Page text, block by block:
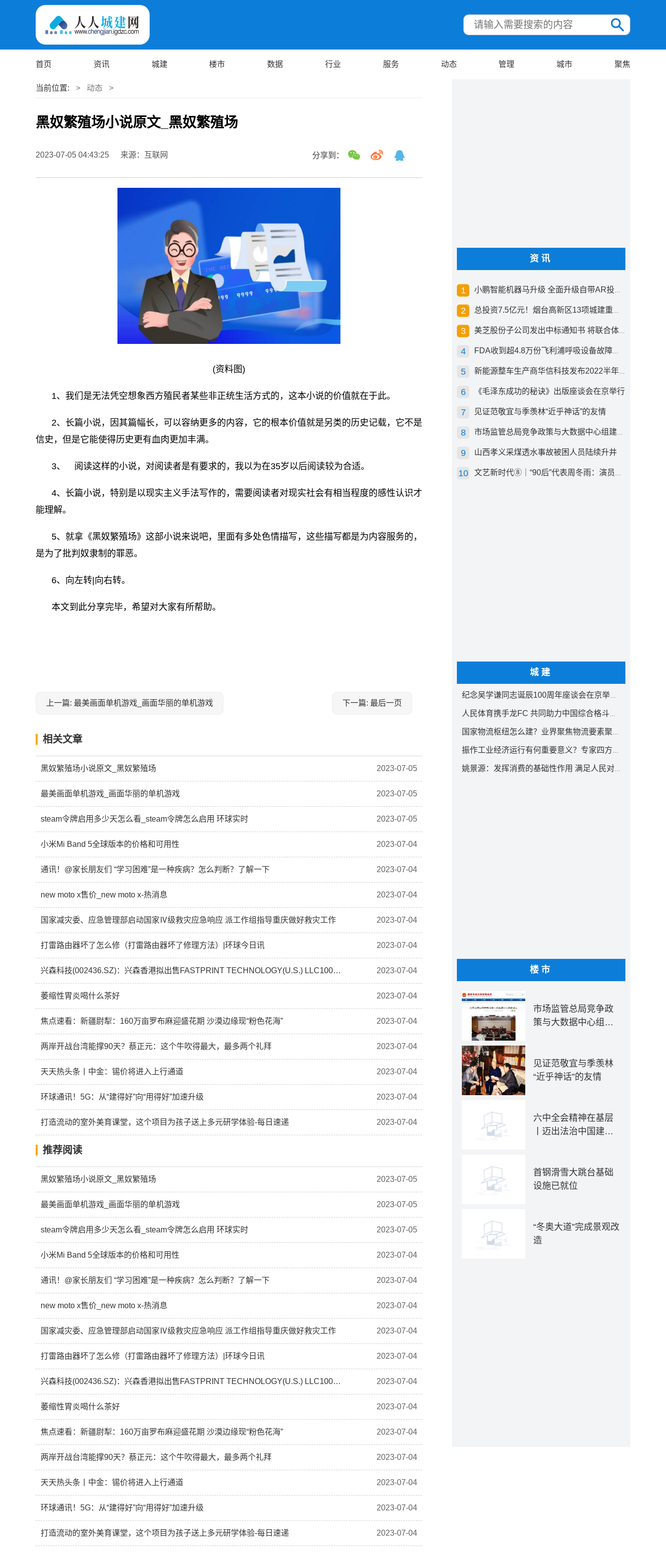
首页 资讯 城建 楼市 数据 行业 服务 动态 管理 城市 聚焦
当前位置: > 动态 >
黑奴繁殖场小说原文_黑奴繁殖场
2023-07-05 04:43:25 来源：互联网 分享到：
(资料图)
1、我们是无法凭空想象西方殖民者某些非正统生活方式的，这本小说的价值就在于此。
2、长篇小说，因其篇幅长，可以容纳更多的内容，它的根本价值就是另类的历史记载，它不是
信史，但是它能使得历史更有血肉更加丰满。
3、 阅读这样的小说，对阅读者是有要求的，我以为在35岁以后阅读较为合适。
4、长篇小说，特别是以现实主义手法写作的，需要阅读者对现实社会有相当程度的感性认识才
能理解。
5、就拿《黑奴繁殖场》这部小说来说吧，里面有多处色情描写，这些描写都是为内容服务的，
是为了批判奴隶制的罪恶。
6、向左转|向右转。
本文到此分享完毕，希望对大家有所帮助。
上一篇: 最美画面单机游戏_画面华丽的单机游戏 下一篇: 最后一页
相关文章
黑奴繁殖场小说原文_黑奴繁殖场 2023-07-05
最美画面单机游戏_画面华丽的单机游戏 2023-07-05
steam令牌启用多少天怎么看_steam令牌怎么启用 环球实时 2023-07-05
小米Mi Band 5全球版本的价格和可用性 2023-07-04
通讯！@家长朋友们 “学习困难”是一种疾病？怎么判断？了解一下 2023-07-04
new moto x售价_new moto x-热消息 2023-07-04
国家减灾委、应急管理部启动国家Ⅳ级救灾应急响应 派工作组指导重庆做好救灾工作 2023-07-04
打雷路由器坏了怎么修（打雷路由器坏了修理方法）|环球今日讯 2023-07-04
兴森科技(002436.SZ)：兴森香港拟出售FASTPRINT TECHNOLOGY(U.S.) LLC100%股权-世界热点 2023-07-04
萎缩性胃炎喝什么茶好 2023-07-04
焦点速看：新疆尉犁：160万亩罗布麻迎盛花期 沙漠边缘现“粉色花海” 2023-07-04
两岸开战台湾能撑90天？蔡正元：这个牛吹得最大，最多两个礼拜 2023-07-04
天天热头条丨中金：锡价将进入上行通道 2023-07-04
环球通讯！5G：从“建得好”向“用得好”加速升级 2023-07-04
打造流动的室外美育课堂，这个项目为孩子送上多元研学体验-每日速递 2023-07-04
推荐阅读
黑奴繁殖场小说原文_黑奴繁殖场 2023-07-05
最美画面单机游戏_画面华丽的单机游戏 2023-07-05
steam令牌启用多少天怎么看_steam令牌怎么启用 环球实时 2023-07-05
小米Mi Band 5全球版本的价格和可用性 2023-07-04
通讯！@家长朋友们 “学习困难”是一种疾病？怎么判断？了解一下 2023-07-04
new moto x售价_new moto x-热消息 2023-07-04
国家减灾委、应急管理部启动国家Ⅳ级救灾应急响应 派工作组指导重庆做好救灾工作 2023-07-04
打雷路由器坏了怎么修（打雷路由器坏了修理方法）|环球今日讯 2023-07-04
兴森科技(002436.SZ)：兴森香港拟出售FASTPRINT TECHNOLOGY(U.S.) LLC100%股权-世界热点 2023-07-04
萎缩性胃炎喝什么茶好 2023-07-04
焦点速看：新疆尉犁：160万亩罗布麻迎盛花期 沙漠边缘现“粉色花海” 2023-07-04
两岸开战台湾能撑90天？蔡正元：这个牛吹得最大，最多两个礼拜 2023-07-04
天天热头条丨中金：锡价将进入上行通道 2023-07-04
环球通讯！5G：从“建得好”向“用得好”加速升级 2023-07-04
打造流动的室外美育课堂，这个项目为孩子送上多元研学体验-每日速递 2023-07-04
资讯
小鹏智能机器马升级 全面升级自带AR投影创新交互方式
总投资7.5亿元！烟台高新区13项城建重点工程开工
美芝股份子公司发出中标通知书 将联合体中标1.36亿元总承包项目
FDA收到超4.8万份飞利浦呼吸设备故障报告 其中44份死亡案例
新能源整车生产商华信科技发布2022半年度报告 同比下滑2.92%
《毛泽东成功的秘诀》出版座谈会在京举行
见证范敬宜与季羡林“近乎神话”的友情
市场监管总局竞争政策与大数据中心组建成立
山西孝义采煤透水事故被困人员陆续升井
文艺新时代⑧｜“90后”代表周冬雨：演员心里有底，得靠体验生活
城建
纪念吴学谦同志诞辰100周年座谈会在京举行 汪洋出席
人民体育携手龙FC 共同助力中国综合格斗事业发展
国家物流枢纽怎么建？业界聚焦物流要素聚集方式创新
振作工业经济运行有何重要意义？专家四方面权威解读
姚景源：发挥消费的基础性作用 满足人民对美好生活向往
楼市
市场监管总局竞争政
策与大数据中心组建
见证范敬宜与季羡林
“近乎神话”的友情
六中全会精神在基层
丨迈出法治中国建设
推动全面依法治国新
实践
首钢滑雪大跳台基础
设施已就位
“冬奥大道”完成景观改
造